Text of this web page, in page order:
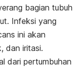
bagian tubuh
Infeksi yang
ini akan
dan iritasi.
dari pertumbuhan